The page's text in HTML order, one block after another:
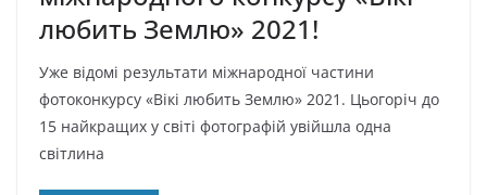
любить Землю» 2021!
Уже відомі результати міжнародної частини
фотоконкурсу «Вікі любить Землю» 2021. Цьогоріч до
15 найкращих у світі фотографій увійшла одна
світлина